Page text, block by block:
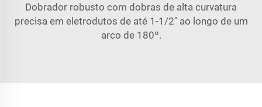
Dobrador robusto com dobras de alta curvatura
precisa em eletrodutos de até 1-1/2" ao longo de um
arco de 180º.